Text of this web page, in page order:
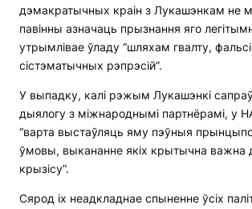
дэмакратычных краін з Лукашэнкам не
павінны азначаць прызнання яго
утрымлівае ўладу “шляхам гвалту,
сістэматычных рэпрэсій”.
У выпадку, калі рэжым Лукашэнкі
дыялогу з міжнароднымі партнёрамі, у
“варта выстаўляць яму пэўныя
ўмовы, выкананне якіх крытычна важна
крызісу”.
Сярод іх неадкладнае спыненне ўсіх